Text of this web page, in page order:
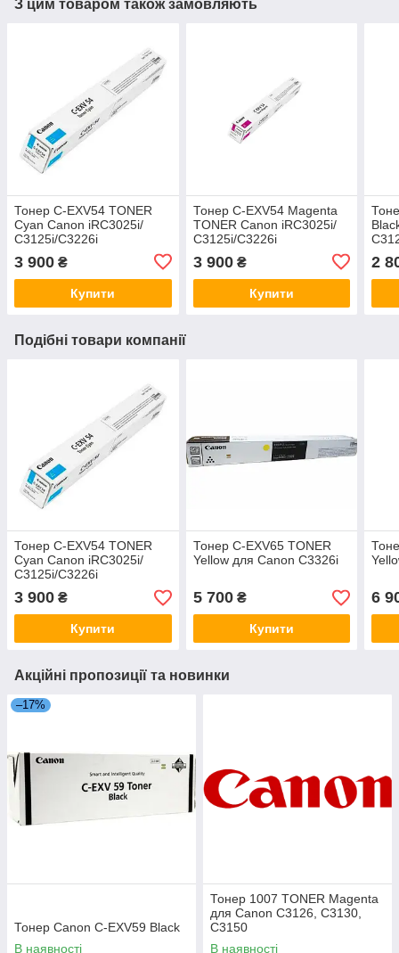
З цим товаром також замовляють
Тонер C-EXV54 TONER
Cyan Canon iRC3025i/
С3125i/C3226i
3 900 ₴
Купити
Тонер C-EXV54 Magenta
TONER Canon iRC3025i/
С3125i/C3226i
3 900₴
Купити
2
Подібні товари компанії
Тонер C-EXV54 TONER
Cyan Canon iRC3025i/
С3125i/C3226i
3 900 ₴
Купити
Тонер C-EXV65 TONER
Yellow для Canon C3326i
5 700₴
Купити
6
Акційні пропозиції та новинки
–17%
Тонер Canon C-EXV59 Black
В наявності
Тонер 1007 TONER Magenta
для Canon C3126, C3130,
C3150
В наявності